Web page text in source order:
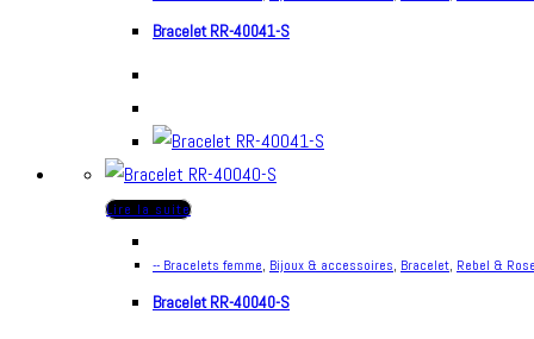
Bracelet RR-40041-S
Lire la suite
-- Bracelets femme, Bijoux & accessoires, Bracelet, Rebel &
Bracelet RR-40040-S